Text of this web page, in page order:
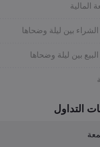
المالية
الشراء بين ليلة وضحاها
البيع بين ليلة وضحاها
التداول